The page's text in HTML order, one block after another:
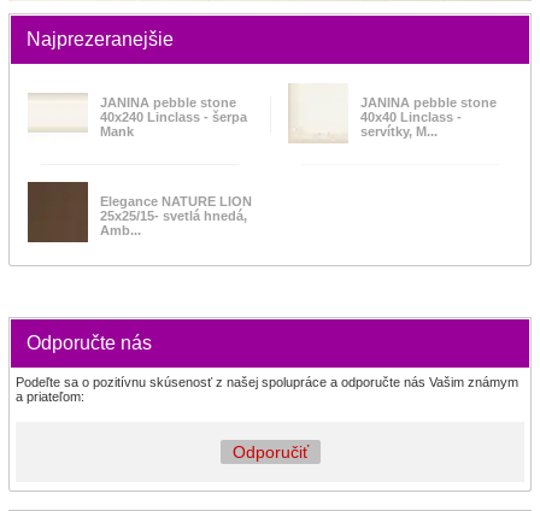
Najprezeranejšie
JANINA pebble stone
40x240 Linclass - šerpa
Mank
JANINA pebble stone
40x40 Linclass -
servítky, M...
Elegance NATURE LION
25x25/15- svetlá hnedá,
Amb...
Odporučte nás
Podeľte sa o pozitívnu skúsenosť z našej spolupráce a odporučte nás Vašim známym
a priateľom:
Odporučiť